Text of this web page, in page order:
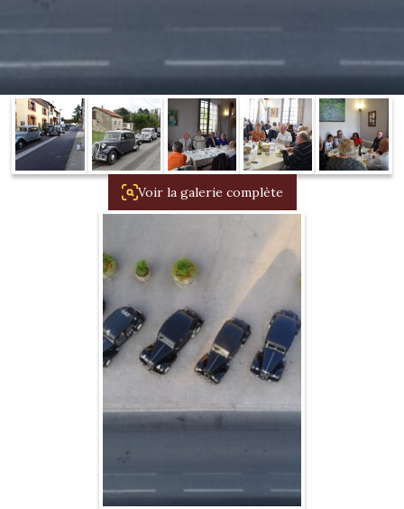
1934/1941
Evolution 11 –
1945/1952
Evolution 11 –
La 15/6 G –
1938/1947
La 15/6 D –
1947/1955
La 15/6 H –
1954/1956
Voir la galerie complète